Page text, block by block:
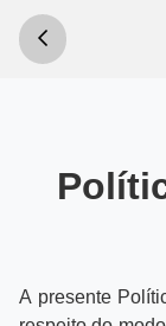
A presente